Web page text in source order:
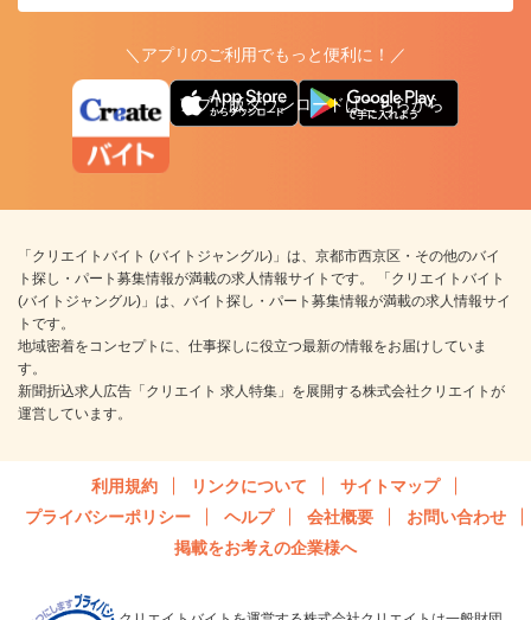
＼アプリのご利用でもっと便利に！／
アプリ版ダウンロードはこちらから
「クリエイトバイト (バイトジャングル)」は、京都市西京区・その他のバイ
ト探し・パート募集情報が満載の求人情報サイトです。 「クリエイトバイト
(バイトジャングル)」は、バイト探し・パート募集情報が満載の求人情報サイ
トです。
地域密着をコンセプトに、仕事探しに役立つ最新の情報をお届けしていま
す。
新聞折込求人広告「クリエイト 求人特集」を展開する株式会社クリエイトが
運営しています。
利用規約 リンクについて
サイトマップ
プライバシーポリシー
ヘルプ 会社概要
お問い合わせ
掲載をお考えの企業様へ